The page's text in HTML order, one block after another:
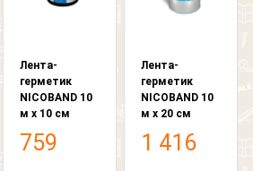
Лента-
герметик
NICOBAND 10
м х 10 см
759
Лента-
герметик
NICOBAND 10
м х 20 см
1 416